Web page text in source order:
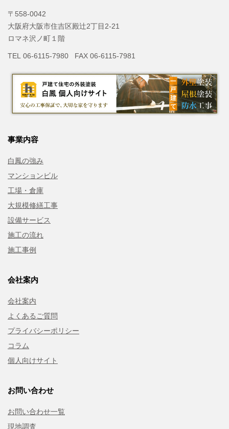
〒558-0042
大阪府大阪市住吉区殿辻2丁目2-21
ロマネ沢ノ町１階
TEL 06-6115-7980 FAX 06-6115-7981
事業内容
白鳳の強み
マンションビル
工場・倉庫
大規模修繕工事
設備サービス
施工の流れ
施工事例
会社案内
会社案内
よくあるご質問
プライバシーポリシー
コラム
個人向けサイト
お問い合わせ
お問い合わせ一覧
現地調査